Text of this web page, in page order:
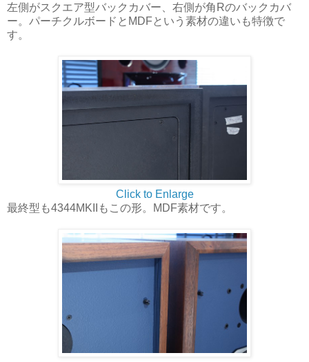
左側がスクエア型バックカバー、右側が角Rのバックカバ
ー。パーチクルボードとMDFという素材の違いも特徴で
す。
Click to Enlarge
最終型も4344MKIIもこの形。MDF素材です。